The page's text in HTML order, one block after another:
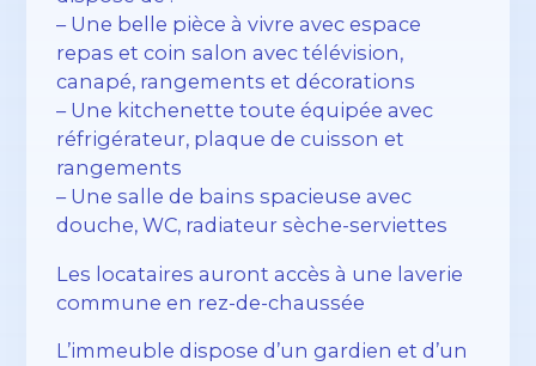
– Une belle pièce à vivre avec espace
repas et coin salon avec télévision,
canapé, rangements et décorations
– Une kitchenette toute équipée avec
réfrigérateur, plaque de cuisson et
rangements
– Une salle de bains spacieuse avec
douche, WC, radiateur sèche-serviettes
Les locataires auront accès à une laverie
commune en rez-de-chaussée
L’immeuble dispose d’un gardien et d’un